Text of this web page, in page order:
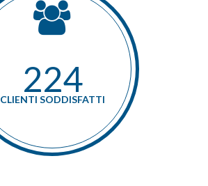
256
CLIENTI SODDISFATTI